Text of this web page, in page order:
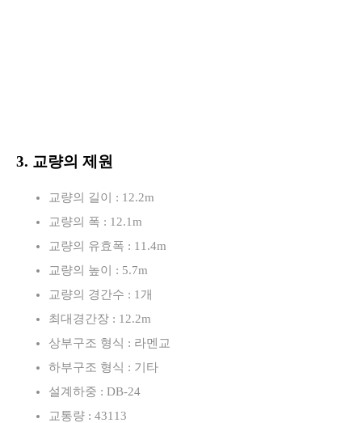
3. 교량의 제원
교량의 길이 : 12.2m
교량의 폭 : 12.1m
교량의 유효폭 : 11.4m
교량의 높이 : 5.7m
교량의 경간수 : 1개
최대경간장 : 12.2m
상부구조 형식 : 라멘교
하부구조 형식 : 기타
설계하중 : DB-24
교통량 : 43113